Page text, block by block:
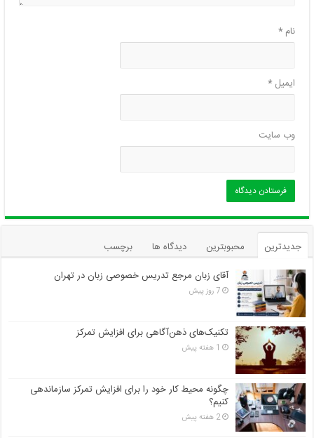
نام*
ایمیل*
وب‌ سایت
جدیدترین محبوبترین دیدگاه ها
برچسب
آقای زبان مرجع تدریس خصوصی زبان در تهران
7 روز پیش
تکنیک‌های ذهن‌آگاهی برای افزایش تمرکز
1 هفته پیش
چگونه محیط کار خود را برای افزایش تمرکز سازماندهی
کنیم؟
2 هفته پیش